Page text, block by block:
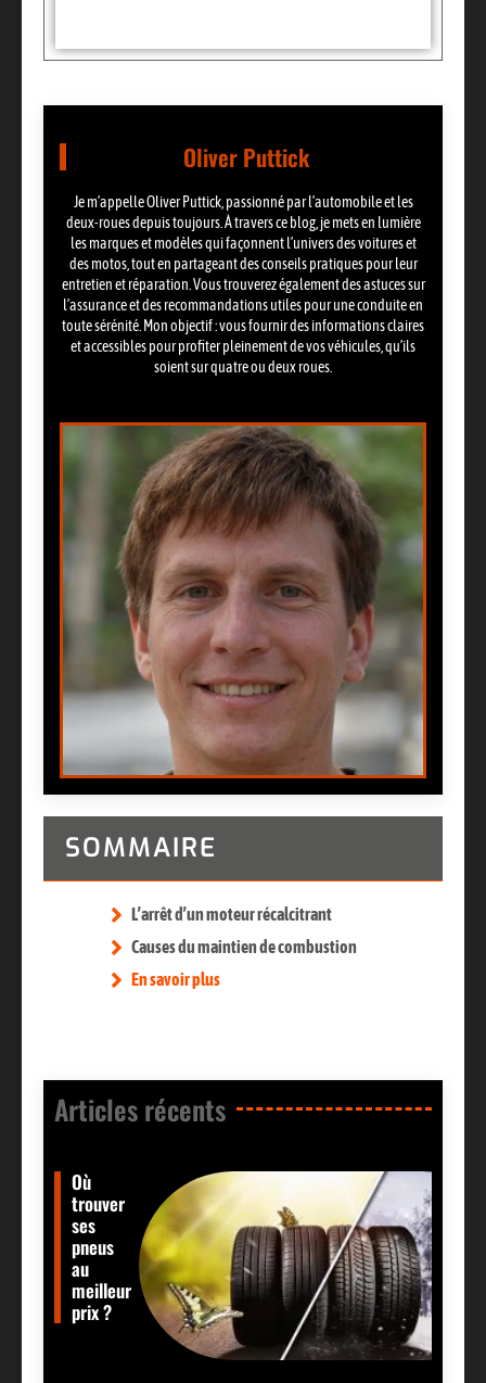
Oliver Puttick
Je m’appelle Oliver Puttick, passionné par l’automobile et les
deux-roues depuis toujours. À travers ce blog, je mets en lumière
les marques et modèles qui façonnent l’univers des voitures et
des motos, tout en partageant des conseils pratiques pour leur
entretien et réparation. Vous trouverez également des astuces sur
l’assurance et des recommandations utiles pour une conduite en
toute sérénité. Mon objectif : vous fournir des informations claires
et accessibles pour profiter pleinement de vos véhicules, qu’ils
soient sur quatre ou deux roues.
SOMMAIRE
L’arrêt d’un moteur récalcitrant
Causes du maintien de combustion
En savoir plus
Articles récents​
Où
trouver
ses
pneus
au
meilleur
prix ?